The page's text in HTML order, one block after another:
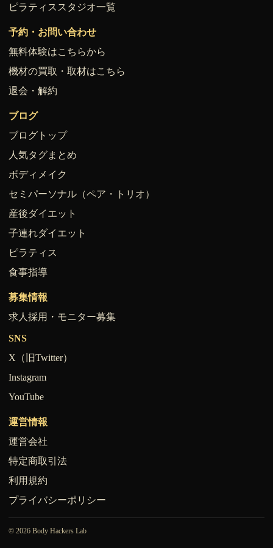
ピラティススタジオ一覧
予約・お問い合わせ
無料体験はこちらから
機材の買取・取材はこちら
退会・解約
ブログ
ブログトップ
人気タグまとめ
ボディメイク
セミパーソナル（ペア・トリオ）
産後ダイエット
子連れダイエット
ピラティス
食事指導
募集情報
求人採用・モニター募集
SNS
X（旧Twitter）
Instagram
YouTube
運営情報
運営会社
特定商取引法
利用規約
プライバシーポリシー
© 2026 Body Hackers Lab